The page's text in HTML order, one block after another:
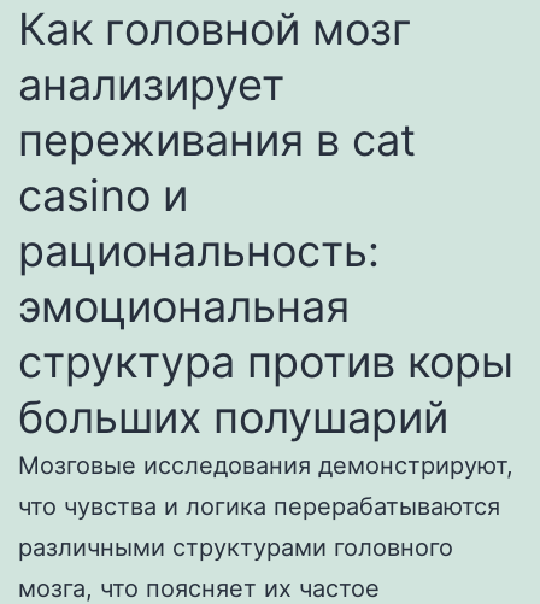
Как головной мозг
анализирует
переживания в cat
casino и
рациональность:
эмоциональная
структура против коры
больших полушарий
Мозговые исследования демонстрируют,
что чувства и логика перерабатываются
различными структурами головного
мозга, что поясняет их частое